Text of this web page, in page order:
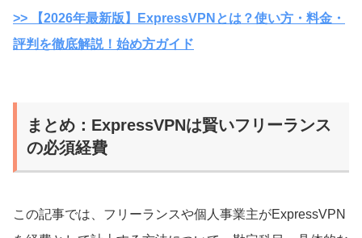
>> 【2026年最新版】ExpressVPNとは？使い方・料金・
評判を徹底解説！始め方ガイド
まとめ：ExpressVPNは賢いフリーランス
の必須経費
この記事では、フリーランスや個人事業主がExpressVPN